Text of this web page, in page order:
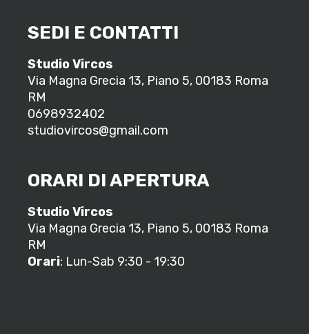
SEDI E CONTATTI
Studio Vircos
Via Magna Grecia 13, Piano 5, 00183 Roma
RM
0698932402
studiovircos@gmail.com
ORARI DI APERTURA
Studio Vircos
Via Magna Grecia 13, Piano 5, 00183 Roma
RM
Orari: Lun-Sab 9:30 - 19:30